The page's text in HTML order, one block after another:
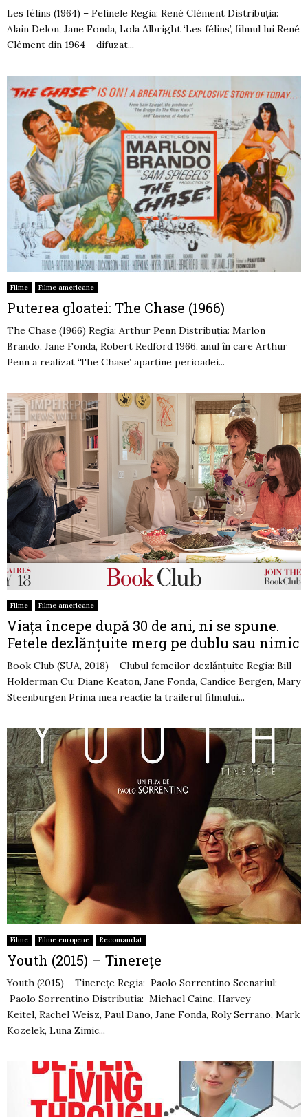
Les félins (1964) – Felinele Regia: René Clément Distribuția:
Alain Delon, Jane Fonda, Lola Albright ‘Les félins’, filmul lui René
Clément din 1964 – difuzat...
Filme Filme americane
Puterea gloatei: The Chase (1966)
The Chase (1966) Regia: Arthur Penn Distribuția: Marlon
Brando, Jane Fonda, Robert Redford 1966, anul în care Arthur
Penn a realizat ‘The Chase’ aparține perioadei...
Filme Filme americane
Viața începe după 30 de ani, ni se spune.
Fetele dezlănțuite merg pe dublu sau nimic
Book Club (SUA, 2018) – Clubul femeilor dezlănțuite Regia: Bill
Holderman Cu: Diane Keaton, Jane Fonda, Candice Bergen, Mary
Steenburgen Prima mea reacție la trailerul filmului...
Filme Filme europene Recomandat
Youth (2015) – Tinerețe
Youth (2015) – Tinerețe Regia: Paolo Sorrentino Scenariul:
Paolo Sorrentino Distributia: Michael Caine, Harvey
Keitel, Rachel Weisz, Paul Dano, Jane Fonda, Roly Serrano, Mark
Kozelek, Luna Zimic...